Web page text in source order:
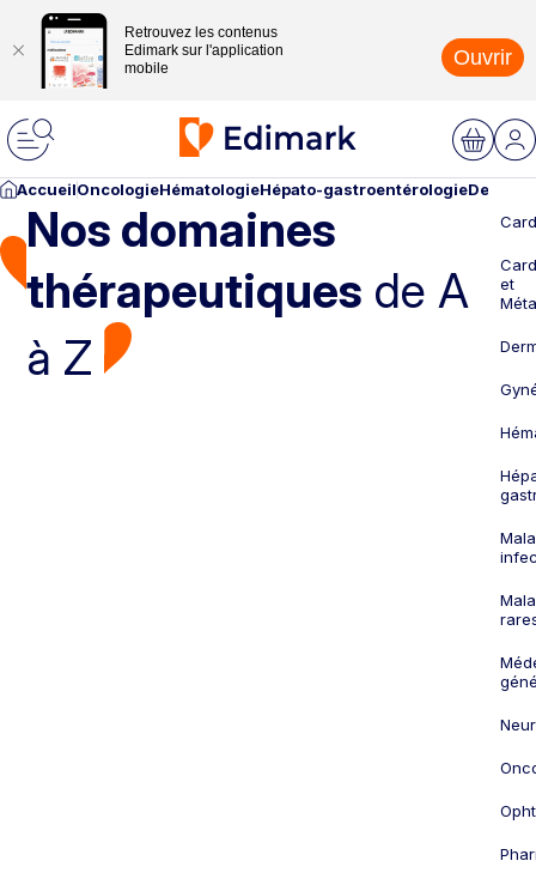
Retrouvez les contenus
Edimark sur l'application
mobile
Ouvrir
AccueilOncologieHématologieHépato-gastroentérologie
Nos domaines
thérapeutiques de A
à Z
et